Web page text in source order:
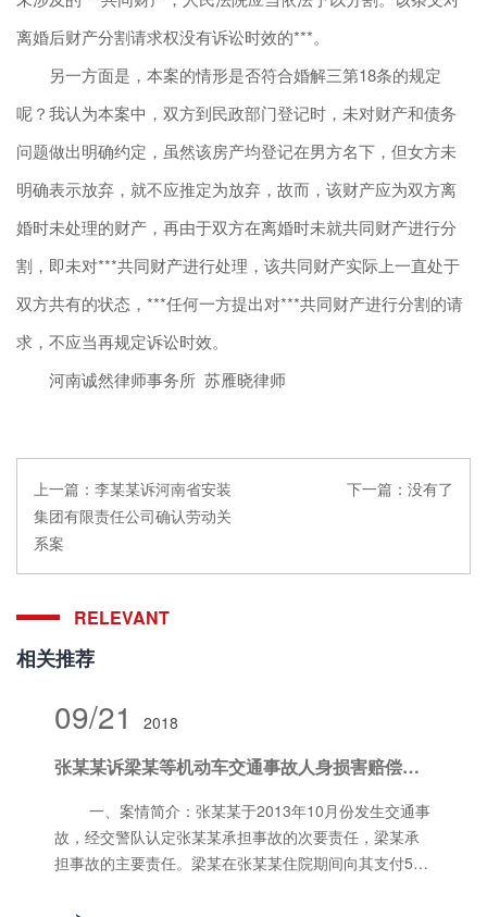
离婚后财产分割请求权没有诉讼时效的***。
另一方面是，本案的情形是否符合婚解三第18条的规定
呢？我认为本案中，双方到民政部门登记时，未对财产和债务
问题做出明确约定，虽然该房产均登记在男方名下，但女方未
明确表示放弃，就不应推定为放弃，故而，该财产应为双方离
婚时未处理的财产，再由于双方在离婚时未就共同财产进行分
割，即未对***共同财产进行处理，该共同财产实际上一直处于
双方共有的状态，***任何一方提出对***共同财产进行分割的请
求，不应当再规定诉讼时效。
河南诚然律师事务所 苏雁晓律师
上一篇： 李某某诉河南省安装
集团有限责任公司确认劳动关
系案
下一篇： 没有了
RELEVANT
相关推荐
09/21 2018
张某某诉梁某等机动车交通事故人身损害赔偿纠纷一案
故，经交警队认定张某某承担事故的次要责任，梁某承
担事故的主要责任。梁某在张某某住院期间向其支付5万